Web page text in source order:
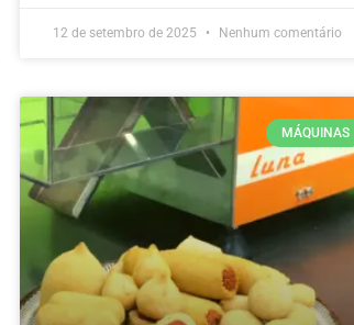
12 de setembro de 2025 Nenhum comentário
MÁQUINAS